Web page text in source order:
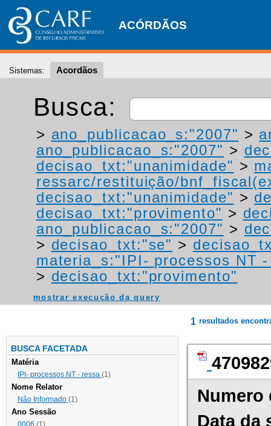
ACÓRDÃOS
Sistemas: Acordãos
Busca:
> ano_publicacao_s:"2007" >
ano_publicacao_s:"2007" >
decisao_txt:"unanimidade" >
ressarc/restituição/
decisao_txt:"unanimidade" >
decisao_txt:"provimento" >
ano_publicacao_s:"2007" >
> decisao_txt:"se" >
materia_s:"IPI- processos NT
> decisao_txt:"provimento"
mostrar execução da query
BUSCA FACETADA
Matéria
IPI- processos NT - ressa (1)
Nome Relator
Não Informado (1)
Ano Sessão
0006 (1)
1 resultados
Numero
Data da